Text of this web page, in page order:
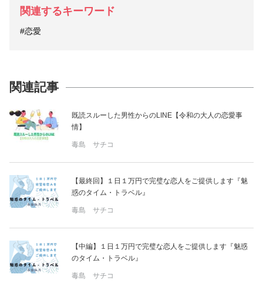
関連するキーワード
#恋愛
関連記事
既読スルーした男性からのLINE【令和の大人の恋愛事
情】
毒島 サチコ
【最終回】１日１万円で完璧な恋人をご提供します『魅
惑のタイム・トラベル』
毒島 サチコ
【中編】１日１万円で完璧な恋人をご提供します『魅惑
のタイム・トラベル』
毒島 サチコ